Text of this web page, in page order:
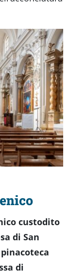
custodito
di San
di